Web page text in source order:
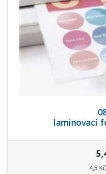
laminovací
4,5